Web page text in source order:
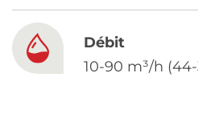
Débit
10-90 m³/h